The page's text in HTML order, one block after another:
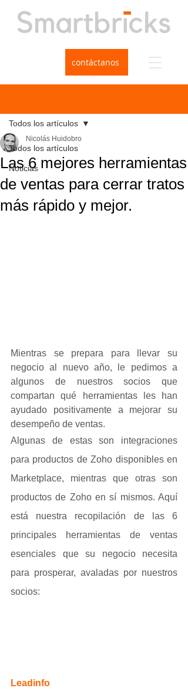
contáctanos
Todos los artículos
Noticias
Todos los artículos
Las 6 mejores herramientas
de ventas para cerrar tratos
más rápido y mejor.
Nicolás Huidobro
Mientras se prepara para llevar su
negocio al nuevo año, le pedimos a
algunos de nuestros socios que
compartan qué herramientas les han
ayudado positivamente a mejorar su
desempeño de ventas.
Algunas de estas son integraciones
para productos de Zoho disponibles en
Marketplace, mientras que otras son
productos de Zoho en sí mismos. Aquí
está nuestra recopilación de las 6
principales herramientas de ventas
esenciales que su negocio necesita
para prosperar, avaladas por nuestros
socios:
Leadinfo